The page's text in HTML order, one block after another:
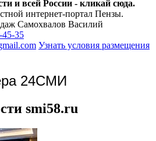
и всей России - кликай сюда.
интернет-портал Пензы.
Самохвалов Василий
45-35
Узнать условия размещения
24СМИ
smi58.ru